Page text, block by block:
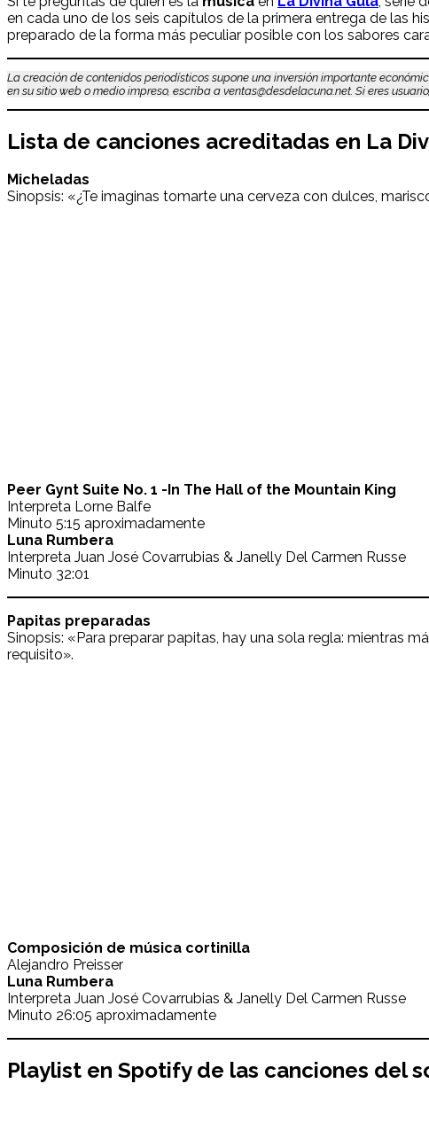
en cada uno de los seis capítulos de la primera entrega de las
preparado de la forma más peculiar posible con los sabores
La creación de contenidos periodísticos supone una inversión importante
en su sitio web o medio impreso, escriba a ventas@desdelacuna.net. Si eres
Lista de canciones acreditadas en La
Micheladas
Sinopsis: «¿Te imaginas tomarte una cerveza con dulces,
Peer Gynt Suite No. 1 -In The Hall of the Mountain King
Interpreta Lorne Balfe
Minuto 5:15 aproximadamente
Luna Rumbera
Interpreta Juan José Covarrubias & Janelly Del Carmen Russe
Minuto 32:01
Papitas preparadas
Sinopsis: «Para preparar papitas, hay una sola regla: mientras
requisito».
Composición de música cortinilla
Alejandro Preisser
Luna Rumbera
Interpreta Juan José Covarrubias & Janelly Del Carmen Russe
Minuto 26:05 aproximadamente
Playlist en Spotify de las canciones del